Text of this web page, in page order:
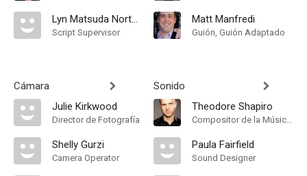
Lyn Matsuda Norton
Script Supervisor
Cámara
Julie Kirkwood
Director de Fotografía
Shelly Gurzi
Camera Operator
Matt Manfredi
Guión, Guión Adaptado
Sonido
Theodore Shapiro
Compositor de la Música Original
Paula Fairfield
Sound Designer